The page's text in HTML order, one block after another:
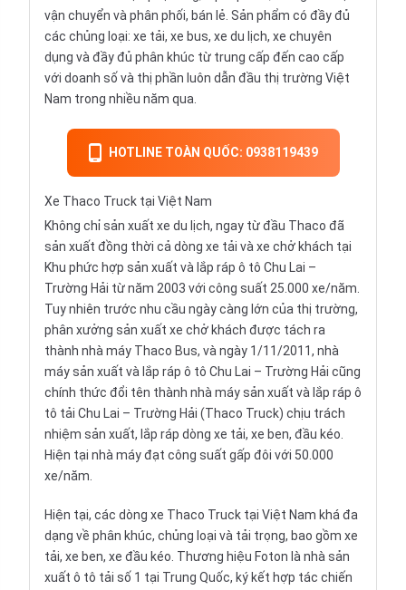
vận chuyển và phân phối, bán lẻ. Sản phẩm có đầy đủ
các chủng loại: xe tải, xe bus, xe du lịch, xe chuyên
dụng và đầy đủ phân khúc từ trung cấp đến cao cấp
với doanh số và thị phần luôn dẫn đầu thị trường Việt
Nam trong nhiều năm qua.
HOTLINE TOÀN QUỐC: 0938119439
Xe Thaco Truck tại Việt Nam
Không chỉ sản xuất xe du lịch, ngay từ đầu Thaco đã
sản xuất đồng thời cả dòng xe tải và xe chở khách tại
Khu phức hợp sản xuất và lắp ráp ô tô Chu Lai –
Trường Hải từ năm 2003 với công suất 25.000 xe/năm.
Tuy nhiên trước nhu cầu ngày càng lớn của thị trường,
phân xưởng sản xuất xe chở khách được tách ra
thành nhà máy Thaco Bus, và ngày 1/11/2011, nhà
máy sản xuất và lắp ráp ô tô Chu Lai – Trường Hải cũng
chính thức đổi tên thành nhà máy sản xuất và lắp ráp ô
tô tải Chu Lai – Trường Hải (Thaco Truck) chịu trách
nhiệm sản xuất, lắp ráp dòng xe tải, xe ben, đầu kéo.
Hiện tại nhà máy đạt công suất gấp đôi với 50.000
xe/năm.
Hiện tại, các dòng xe Thaco Truck tại Việt Nam khá đa
dạng về phân khúc, chủng loại và tải trọng, bao gồm xe
tải, xe ben, xe đầu kéo. Thương hiệu Foton là nhà sản
xuất ô tô tải số 1 tại Trung Quốc, ký kết hợp tác chiến